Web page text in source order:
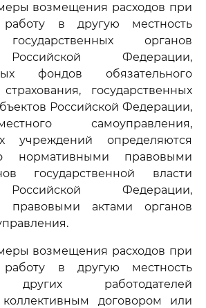
возмещения расходов при
в другую местность
органов
Федерации,
фондов обязательного
государственных
Российской Федерации,
самоуправления,
учреждений определяются
нормативными правовыми
государственной власти
Федерации,
правовыми актами органов
возмещения расходов при
в другую местность
других работодателей
договором или